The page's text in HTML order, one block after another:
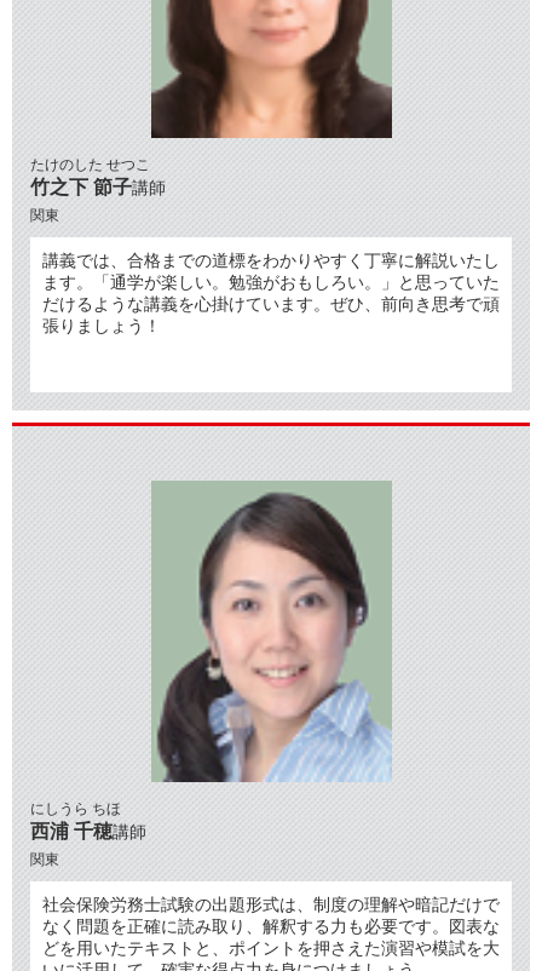
たけのした せつこ
竹之下 節子講師
関東
講義では、合格までの道標をわかりやすく丁寧に解説いたし
ます。「通学が楽しい。勉強がおもしろい。」と思っていた
だけるような講義を心掛けています。ぜひ、前向き思考で頑
張りましょう！
にしうら ちほ
西浦 千穂講師
関東
社会保険労務士試験の出題形式は、制度の理解や暗記だけで
なく問題を正確に読み取り、解釈する力も必要です。図表な
どを用いたテキストと、ポイントを押さえた演習や模試を大